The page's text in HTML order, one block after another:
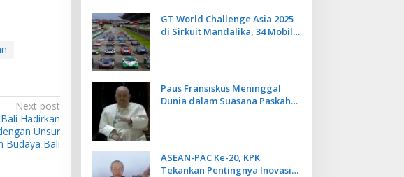
Next post
Hadirkan
Unsur
Budaya Bali
Berbasis Alam dan Budaya
GT World Challenge Asia 2025
di Sirkuit Mandalika, 34 Mobil
Paus Fransiskus Meninggal
Dunia dalam Suasana Paskah
ASEAN-PAC Ke-20, KPK
Tekankan Pentingnya Inovasi